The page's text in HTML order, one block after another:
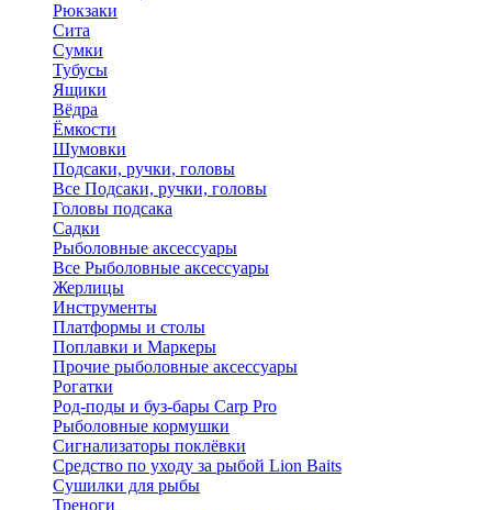
Рюкзаки
Сита
Сумки
Тубусы
Ящики
Вёдра
Ёмкости
Шумовки
Подсаки, ручки, головы
Все Подсаки, ручки, головы
Головы подсака
Садки
Рыболовные аксессуары
Все Рыболовные аксессуары
Жерлицы
Инструменты
Платформы и столы
Поплавки и Маркеры
Прочие рыболовные аксессуары
Рогатки
Род-поды и буз-бары Carp Pro
Рыболовные кормушки
Сигнализаторы поклёвки
Средство по уходу за рыбой Lion Baits
Сушилки для рыбы
Треноги